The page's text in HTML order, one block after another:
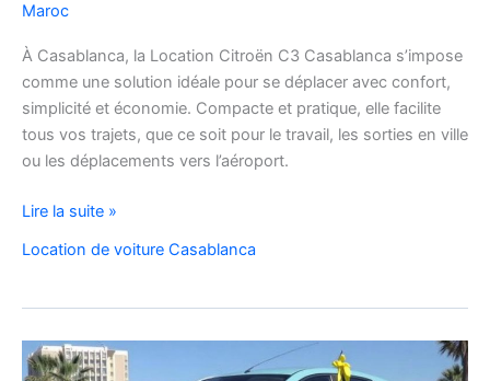
Maroc
À Casablanca, la Location Citroën C3 Casablanca s’impose
comme une solution idéale pour se déplacer avec confort,
simplicité et économie. Compacte et pratique, elle facilite
tous vos trajets, que ce soit pour le travail, les sorties en ville
ou les déplacements vers l’aéroport.
Location
voiture
C3
à
Casablanca
Lire la suite »
Location de voiture Casablanca